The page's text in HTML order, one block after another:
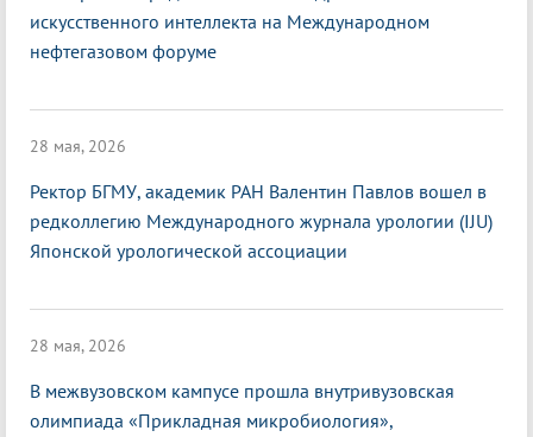
искусственного интеллекта на Международном
нефтегазовом форуме
28 мая, 2026
Ректор БГМУ, академик РАН Валентин Павлов вошел в
редколлегию Международного журнала урологии (IJU)
Японской урологической ассоциации
28 мая, 2026
В межвузовском кампусе прошла внутривузовская
олимпиада «Прикладная микробиология»,